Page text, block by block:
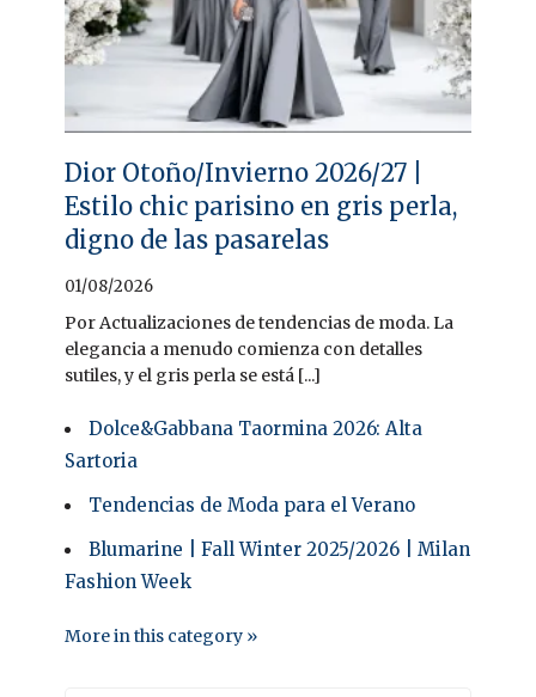
Dior Otoño/Invierno 2026/27 |
Estilo chic parisino en gris perla,
digno de las pasarelas
01/08/2026
Por Actualizaciones de tendencias de moda. La
elegancia a menudo comienza con detalles
sutiles, y el gris perla se está [...]
Dolce&Gabbana Taormina 2026: Alta
Sartoria
Tendencias de Moda para el Verano
Blumarine | Fall Winter 2025/2026 | Milan
Fashion Week
More in this category »